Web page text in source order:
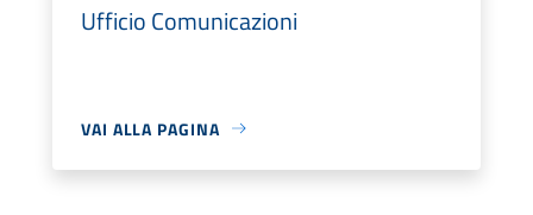
Ufficio Comunicazioni
VAI ALLA PAGINA